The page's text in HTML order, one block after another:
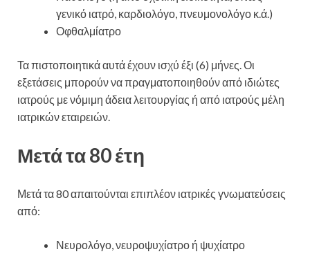
γενικό ιατρό, καρδιολόγο, πνευμονολόγο κ.ά.)
Οφθαλμίατρο
Τα πιστοποιητικά αυτά έχουν ισχύ έξι (6) μήνες. Οι
εξετάσεις μπορούν να πραγματοποιηθούν από ιδιώτες
ιατρούς με νόμιμη άδεια λειτουργίας ή από ιατρούς μέλη
ιατρικών εταιρειών.
Μετά τα 80 έτη
Μετά τα 80 απαιτούνται επιπλέον ιατρικές γνωματεύσεις
από:
Νευρολόγο, νευροψυχίατρο ή ψυχίατρο